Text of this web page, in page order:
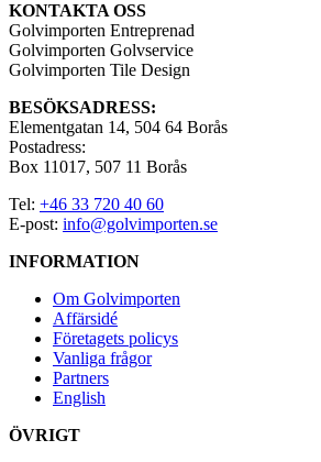
KONTAKTA OSS
Golvimporten Entreprenad
Golvimporten Golvservice
Golvimporten Tile Design
BESÖKSADRESS:
Elementgatan 14, 504 64 Borås
Postadress:
Box 11017, 507 11 Borås
Tel: +46 33 720 40 60
E-post: info@golvimporten.se
INFORMATION
Om Golvimporten
Affärsidé
Företagets policys
Vanliga frågor
Partners
English
ÖVRIGT